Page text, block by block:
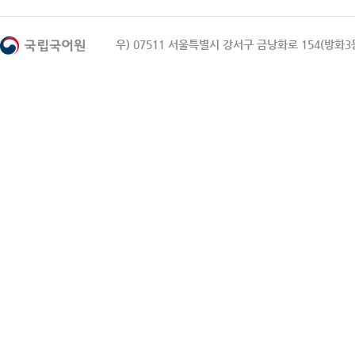
우) 07511 서울특별시 강서구 금낭화로 154(방화3